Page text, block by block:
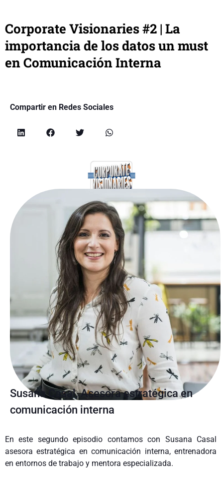
Corporate Visionaries #2 | La
importancia de los datos un must
en Comunicación Interna
Compartir en Redes Sociales
Susana Casal, Asesora estratégica en
comunicación interna
En este segundo episodio contamos con Susana Casal
asesora estratégica en comunicación interna, entrenadora
en entornos de trabajo y mentora especializada.